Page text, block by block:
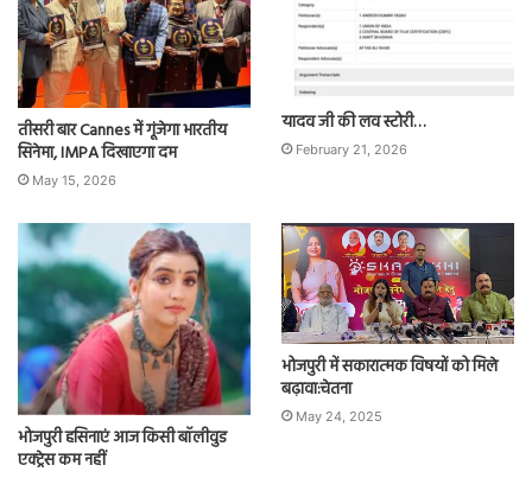
तीसरी बार Cannes में गूंजेगा भारतीय
सिनेमा, IMPA दिखाएगा दम
May 15, 2026
यादव जी की लव स्टोरी…
February 21, 2026
भोजपुरी हसिनाएं आज किसी बॉलीवुड
एक्ट्रेस कम नहीं
भोजपुरी में सकारात्मक विषयों को मिले
बढ़ावा:चेतना
May 24, 2025